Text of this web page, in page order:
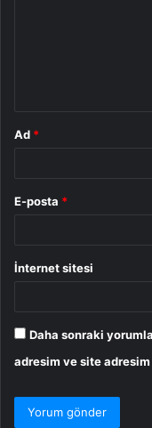
Ad *
E-posta *
İnternet sitesi
Daha sonraki
adresim ve site